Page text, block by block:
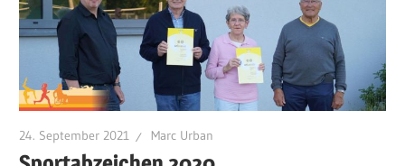
24. September 2021 Marc Urban